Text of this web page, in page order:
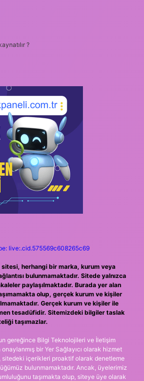
?
live:.cid.575569c608265c69
herhangi bir marka, kurum veya
bulunmamaktadır. Sitede yalnızca
paylaşılmaktadır. Burada yer alan
olup, gerçek kurum ve kişiler
Gerçek kurum ve kişiler ile
tesadüfidir. Sitemizdeki bilgiler taslak
taşımazlar.
gereğince Bilgi Teknolojileri ve İletişim
bir Yer Sağlayıcı olarak hizmet
sitedeki içerikleri proaktif olarak denetleme
bulunmamaktadır. Ancak, üyelerimiz
taşımakta olup, siteye üye olarak